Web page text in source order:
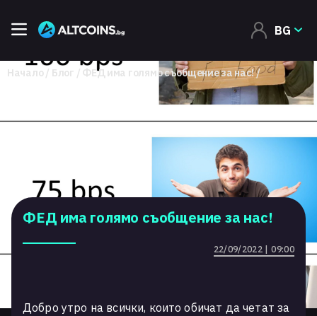
BG
Начало Блог ФЕД има голямо съобщение за нас!
ФЕД има голямо съобщение за нас!
22/09/2022 | 09:00
Добро утро на всички, които обичат да четат за